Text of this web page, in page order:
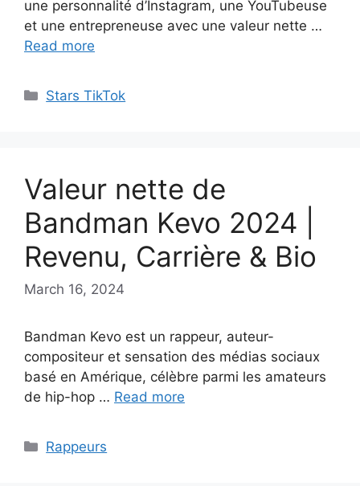
une personnalité d’Instagram, une YouTubeuse
et une entrepreneuse avec une valeur nette …
Read more
Categories
Stars TikTok
Valeur nette de
Bandman Kevo 2024 |
Revenu, Carrière & Bio
March 16, 2024
Bandman Kevo est un rappeur, auteur-
compositeur et sensation des médias sociaux
basé en Amérique, célèbre parmi les amateurs
de hip-hop … Read more
Categories
Rappeurs